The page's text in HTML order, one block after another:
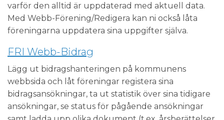
varför den alltid är uppdaterad med aktuell data.
Med Webb-Förening/Redigera kan ni också låta
föreningarna uppdatera sina uppgifter själva.
FRI Webb-Bidrag
Lägg ut bidragshanteringen på kommunens
webbsida och låt föreningar registera sina
bidragsansökningar, ta ut statistik över sina tidigare
ansökningar, se status för pågående ansökningar